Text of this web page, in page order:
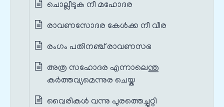
ചൊല്ലീടുക നീ മഹോദര
രാവണസോദര കേൾക്ക നീ വീര
രംഗം പതിനഞ്ച് രാവണസഭ
അത്ര സഹോദര എന്നാലെന്തു
കർത്തവ്യമെന്നുര ചെയ്ക
വൈരികൾ വന്നു പുരത്തെച്ചുറ്റി